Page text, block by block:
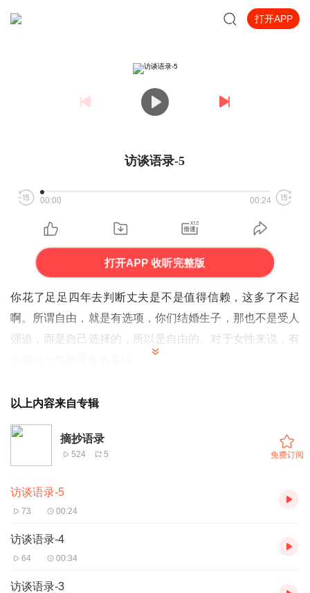
打开APP
访谈语录-5
00:00 00:24
打开APP 收听完整版
你花了足足四年去判断丈夫是不是值得信赖，这多了不起
啊。所谓自由，就是有选项，你们结婚生子，那也不是受人
强迫，而是自己选择的，所以是自由的。对于女性来说，有
以上内容来自专辑
摘抄语录
524 5 免费订阅
访谈语录-5
73 00:24
访谈语录-4
64 00:34
访谈语录-3